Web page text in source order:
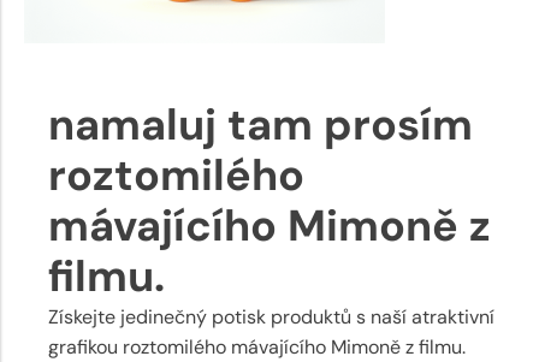
namaluj tam prosím
roztomilého
mávajícího Mimoně z
filmu.
Získejte jedinečný potisk produktů s naší atraktivní
grafikou roztomilého mávajícího Mimoně z filmu.